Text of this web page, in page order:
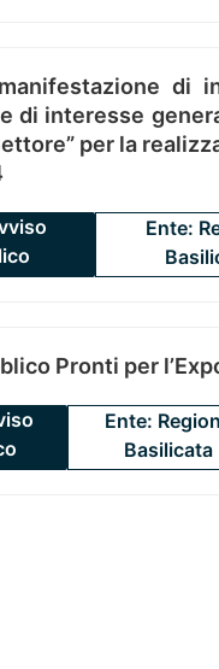
di
di interesse
per la
Ente:
Pronti per
Ente:
Basilicata